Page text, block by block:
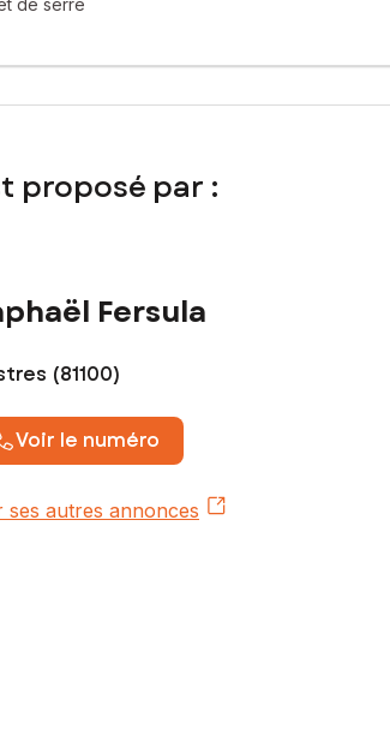
proposé par :
Fersula
(81100)
Voir le numéro
ses autres annonces